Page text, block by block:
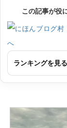
この記事が役
ランキングを見る